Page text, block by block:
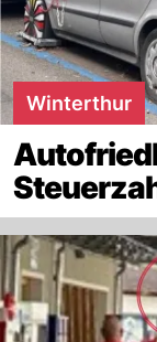
Winterthur